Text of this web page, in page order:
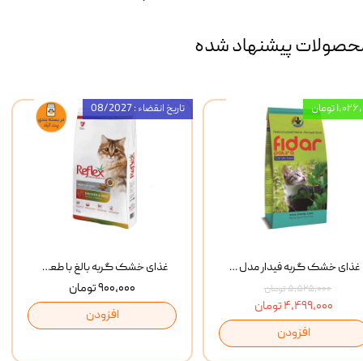
پیشنهاد شده
غذای خشک گربه بالغ با طعم مرغ و برنج رفلکس Reflex Multi Color Chicken And Rice وزن 1 کیلوگرم
۹۰۰,۰۰۰ تومان
افزودن
تاریخ انقضاء : 08/2027
غذای خشک گربه فیدار مدل Adult وزن 10 کیلوگرم
۵,۵۲۵,۰۰۰ تومان
۴,۴۹۹,۰۰۰ تومان
افزودن
تومان